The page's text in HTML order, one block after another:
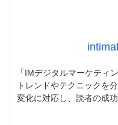
「IMデジタルマーケティ
トレンドやテクニックを
変化に対応し、読者の成